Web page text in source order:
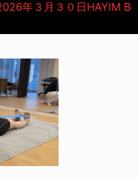
年３月３０日HAYIM